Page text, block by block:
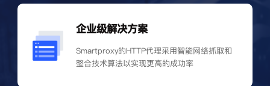
企业级解决方案
Smartproxy的HTTP代理采用智能网络抓取和
整合技术算法以实现更高的成功率